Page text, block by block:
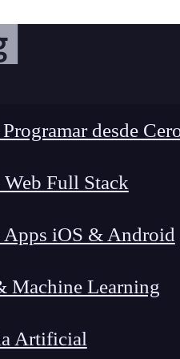
desde
Full Stack
Apps iOS & Android
Machine Learning
Artificial